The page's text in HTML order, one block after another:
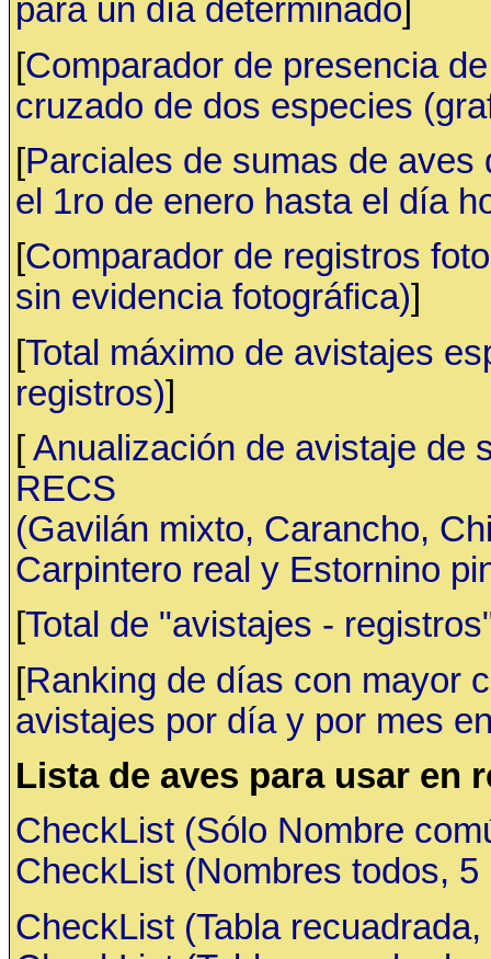
para un día determinado]
[Comparador de presencia
cruzado de dos especies
[Parciales de sumas de
el 1ro de enero hasta el día
[Comparador de registros
sin evidencia fotográfica)]
[Total máximo de avistajes
registros)]
[Anualización de avistaje de
RECS
(Gavilán mixto, Carancho,
Carpintero real y Estornino
[Total de "avistajes -
[Ranking de días con mayor
avistajes por día y por mes
Lista de aves para usar en
CheckList (Sólo Nombre
CheckList (Nombres todos,
CheckList (Tabla